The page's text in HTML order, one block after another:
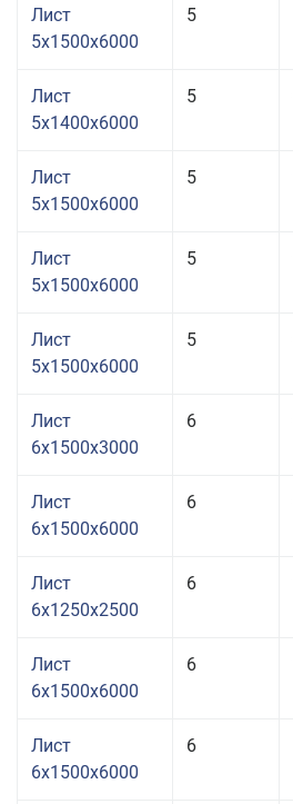
Лист
5x1500x6000
5
Лист
5x1400x6000
5
Лист
5x1500x6000
5
Лист
5x1500x6000
5
Лист
5x1500x6000
5
Лист
6x1500x3000
6
Лист
6x1500x6000
6
Лист
6x1250x2500
6
Лист
6x1500x6000
6
Лист
6x1500x6000
6